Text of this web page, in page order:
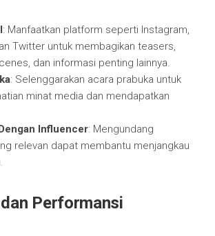
: Manfaatkan platform seperti Instagram,
Twitter untuk membagikan teasers,
dan informasi penting lainnya.
: Selenggarakan acara prabuka untuk
minat media dan mendapatkan
Influencer: Mengundang
relevan dapat membantu menjangkau
Performansi